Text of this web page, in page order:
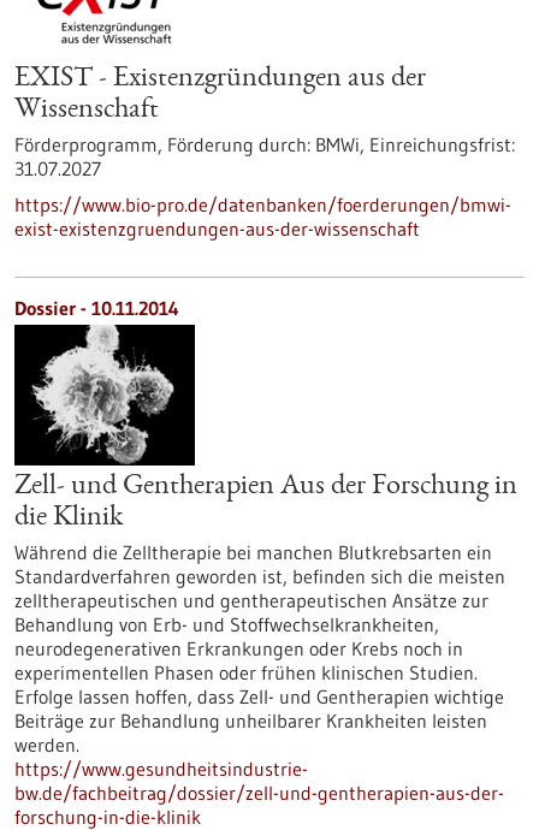
EXIST - Existenzgründungen aus der
Wissenschaft
Förderprogramm, Förderung durch: BMWi, Einreichungsfrist:
31.07.2027
https://www.bio-pro.de/datenbanken/foerderungen/bmwi-
exist-existenzgruendungen-aus-der-wissenschaft
Dossier - 10.11.2014
Zell- und Gentherapien Aus der Forschung in
die Klinik
Während die Zelltherapie bei manchen Blutkrebsarten ein
Standardverfahren geworden ist, befinden sich die meisten
zelltherapeutischen und gentherapeutischen Ansätze zur
Behandlung von Erb- und Stoffwechselkrankheiten,
neurodegenerativen Erkrankungen oder Krebs noch in
experimentellen Phasen oder frühen klinischen Studien.
Erfolge lassen hoffen, dass Zell- und Gentherapien wichtige
Beiträge zur Behandlung unheilbarer Krankheiten leisten
werden.
https://www.gesundheitsindustrie-
bw.de/fachbeitrag/dossier/zell-und-gentherapien-aus-der-
forschung-in-die-klinik